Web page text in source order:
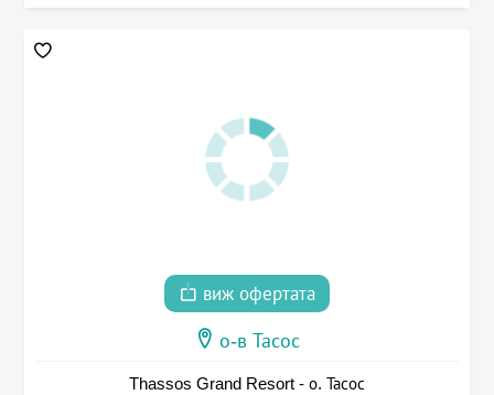
виж офертата
о-в Тасос
Thassos Grand Resort - о. Тасос